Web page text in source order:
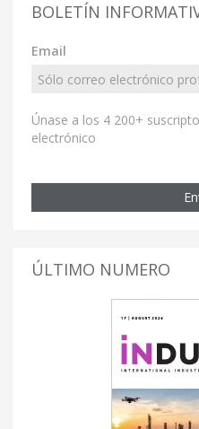
BOLETÍN
Email
Únase a los 4 200+
electrónico
ÚLTIMO NUMERO